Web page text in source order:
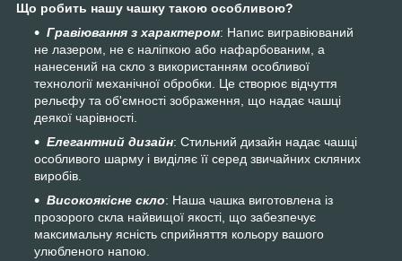
Що робить нашу чашку такою особливою?
Гравіювання з характером: Напис вигравіюваний
не лазером, не є наліпкою або нафарбованим, а
нанесений на скло з використанням особливої
технології механічної обробки. Це створює відчуття
рельєфу та об'ємності зображення, що надає чашці
деякої чарівності.
Елегантний дизайн: Стильний дизайн надає чашці
особливого шарму і виділяє її серед звичайних скляних
виробів.
Високоякісне скло: Наша чашка виготовлена із
прозорого скла найвищої якості, що забезпечує
максимальну ясність сприйняття кольору вашого
улюбленого напою.